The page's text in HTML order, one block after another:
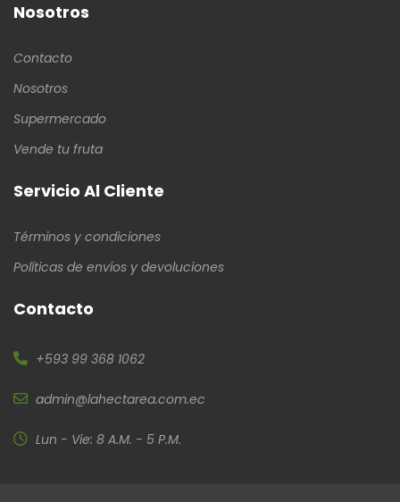
Nosotros
Contacto
Nosotros
Supermercado
Vende tu fruta
Servicio Al Cliente
Términos y condiciones
Políticas de envíos y devoluciones
Contacto
+593 99 368 1062
admin@lahectarea.com.ec
Lun - Vie: 8 A.M. - 5 P.M.